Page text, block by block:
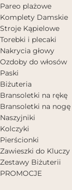
Pareo plażowe
Komplety Damskie
Stroje Kąpielowe
Torebki i plecaki
Nakrycia głowy
Ozdoby do włosów
Paski
Biżuteria
Bransoletki na rękę
Bransoletki na nogę
Naszyjniki
Kolczyki
Pierścionki
Zawieszki do Kluczy
Zestawy Biżuterii
PROMOCJE